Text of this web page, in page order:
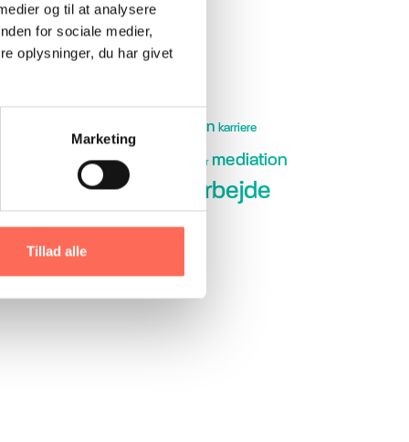
og til at analysere
for sociale medier,
oplysninger, du har givet
Marketing
Tillad alle
implementeringsdialogen karriere
lederudvikling ledervilkår mediation
rekruttering samarbejde